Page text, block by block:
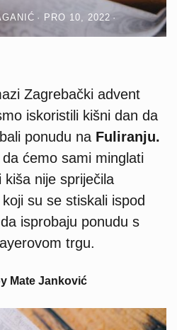
PRO 10, 2022
Zagrebački advent
iskoristili kišni dan da
ponudu na Fuliranju.
ćemo sami minglati
nije spriječila
su se stiskali ispod
isprobaju ponudu s
trgu.
Mate Janković